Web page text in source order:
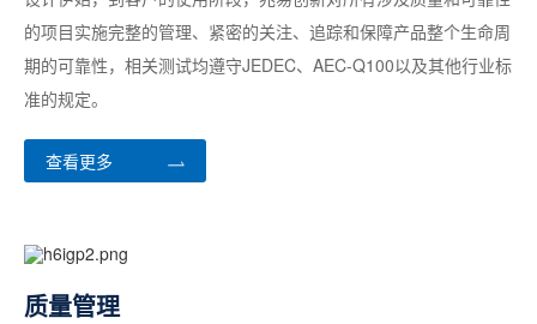
的项目实施完整的管理、紧密的关注、追踪和保障产品整个生命周
期的可靠性，相关测试均遵守JEDEC、AEC-Q100以及其他行业标
准的规定。
查看更多
质量管理